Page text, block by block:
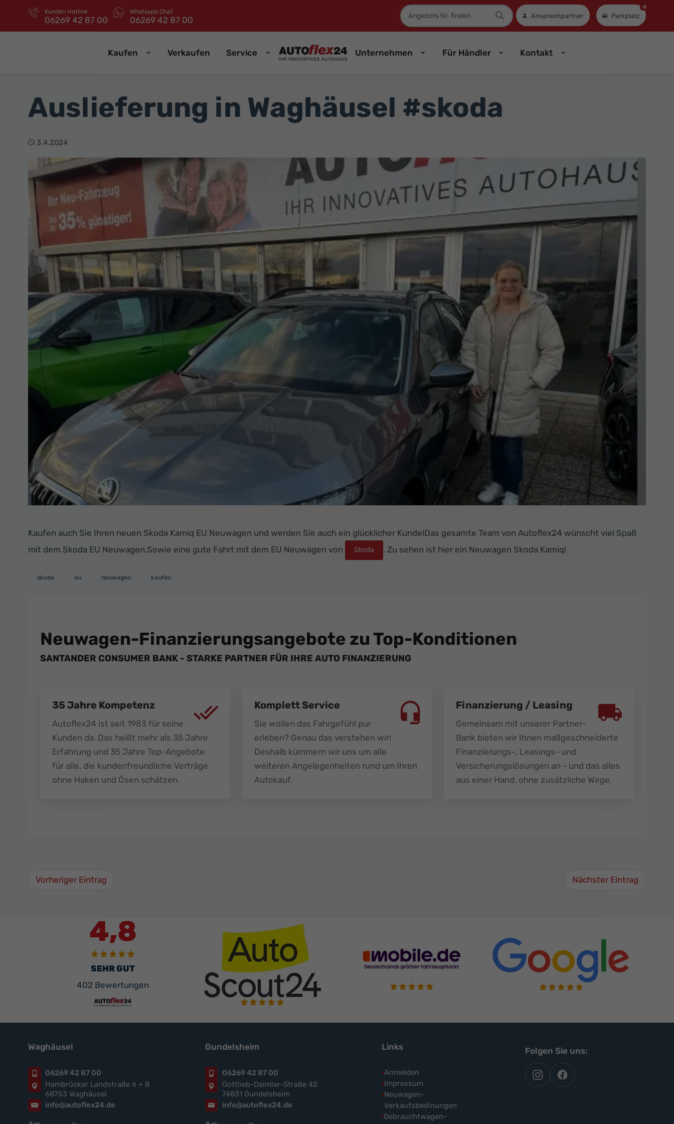
Kunden Hotline
06269 42 87 00
Whatsapp Chat
06269 42 87 00
Fahrzeugnummer
Ansprechpartner Parkplatz
0
Kaufen Verkaufen Service Unternehmen Für Händler Kontakt
Auslieferung in Waghäusel #skoda
3.4.2024
Kaufen auch Sie Ihren neuen Skoda Kamiq EU Neuwagen und werden Sie auch ein glücklicher Kunde!Das gesamte Team von Autoflex24 wünscht viel Spaß
mit dem Skoda EU Neuwagen.Sowie eine gute Fahrt mit dem EU Neuwagen von
Skoda . Zu sehen ist hier ein Neuwagen Skoda Kamiq!
skoda eu neuwagen kaufen
Neuwagen-Finanzierungsangebote zu Top-Konditionen
SANTANDER CONSUMER BANK - STARKE PARTNER FÜR IHRE AUTO FINANZIERUNG
35 Jahre Kompetenz
Autoflex24 ist seit 1983 für seine
Kunden da. Das heißt mehr als 35 Jahre
Erfahrung und 35 Jahre Top-Angebote
für alle, die kundenfreundliche Verträge
ohne Haken und Ösen schätzen.
Komplett Service
Sie wollen das Fahrgefühl pur
erleben? Genau das verstehen wir!
Deshalb kümmern wir uns um alle
weiteren Angelegenheiten rund um Ihren
Autokauf.
Finanzierung / Leasing
Gemeinsam mit unserer Partner-
Bank bieten wir Ihnen maßgeschneiderte
Finanzierungs-, Leasings- und
Versicherungslösungen an - und das alles
aus einer Hand, ohne zusätzliche Wege.
Vorheriger Eintrag Nächster Eintrag
4,8
SEHR GUT
402 Bewertungen
Waghäusel
06269 42 87 00
Hambrücker Landstraße 6 + 8
68753 Waghäusel
info@autoflex24.de
Gundelsheim
06269 42 87 00
Gottlieb-Daimler-Straße 42
74831 Gundelsheim
info@autoflex24.de
Links
Anmelden
Impressum
Neuwagen-
Verkaufsbedinungen
Gebrauchtwagen-
Folgen Sie uns:
autoflex
auf
autoflex24
auf